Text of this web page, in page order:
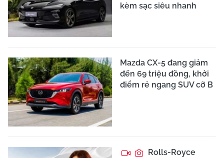
kèm sạc siêu nhanh
Mazda CX-5 đang giảm
đến 69 triệu đồng, khởi
điểm rẻ ngang SUV cỡ B
Rolls-Royce